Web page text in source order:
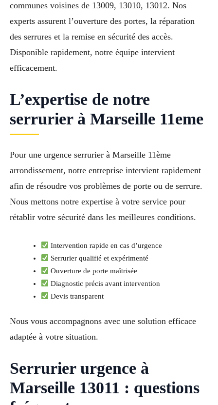
communes voisines de 13009, 13010, 13012. Nos
experts assurent l’ouverture des portes, la réparation
des serrures et la remise en sécurité des accès.
Disponible rapidement, notre équipe intervient
efficacement.
L’expertise de notre
serrurier à Marseille 11eme
Pour une urgence serrurier à Marseille 11ème
arrondissement, notre entreprise intervient rapidement
afin de résoudre vos problèmes de porte ou de serrure.
Nous mettons notre expertise à votre service pour
rétablir votre sécurité dans les meilleures conditions.
Intervention rapide en cas d’urgence
Serrurier qualifié et expérimenté
Ouverture de porte maîtrisée
Diagnostic précis avant intervention
Devis transparent
Nous vous accompagnons avec une solution efficace
adaptée à votre situation.
Serrurier urgence à
Marseille 13011 : questions